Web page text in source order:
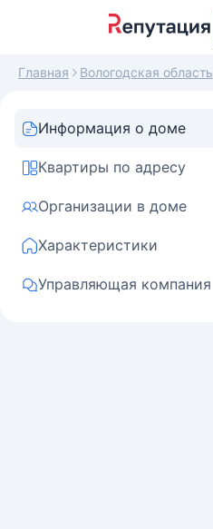
Главная Вологодская область
Информация о доме
Квартиры по адресу
Организации в доме
Характеристики
Управляющая компания